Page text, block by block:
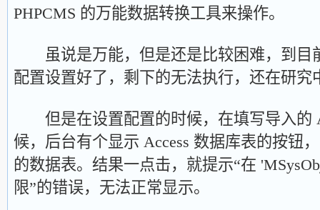
PHPCMS 的万能数据转换工具来操作。
虽说是万能，但是还是比较困难，到目
配置设置好了，剩下的无法执行，还在研究
但是在设置配置的时候，在填写导入的
候，后台有个显示 Access 数据库表的按钮
的数据表。结果一点击，就提示“在
限”的错误，无法正常显示。